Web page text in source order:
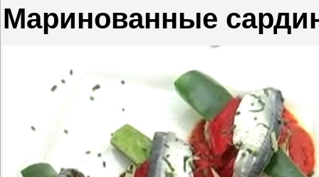
Маринованные